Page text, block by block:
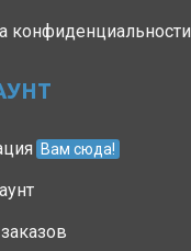
конфиденциальности
Вам сюда!